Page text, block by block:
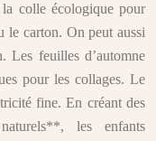
colle écologique pour
le carton. On peut aussi
Les feuilles d’automne
pour les collages. Le
fine. En créant des
les enfants